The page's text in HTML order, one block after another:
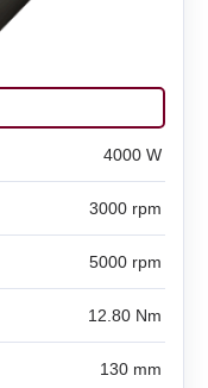
4000 W
3000 rpm
5000 rpm
12.80 Nm
130 mm